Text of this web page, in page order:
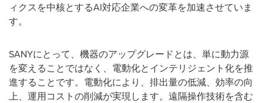
ィクスを中核とするAI対応企業への変革を加速させていま
す。
SANYにとって、機器のアップグレードとは、単に動力源
を変えることではなく、電動化とインテリジェント化を推
進することです。電動化により、排出量の低減、効率の向
上、運用コストの削減が実現します。遠隔操作技術を含む